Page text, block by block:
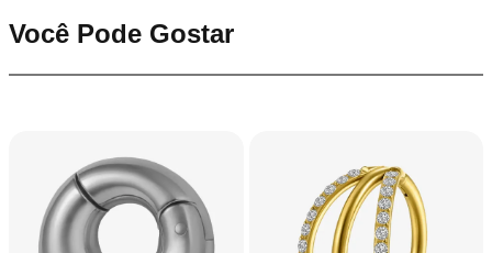
Você Pode Gostar